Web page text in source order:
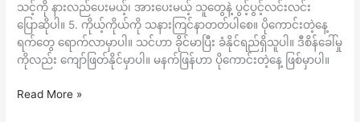
သင့်ကို နားလည်ပေးမယ့်၊ အားပေးမယ့် သူတွေနဲ့ ပွင့်ပွင့်လင်းလင်း
ပြောဆိုပါ။ 5. ကိုယ့်ကိုယ်ကို သနားကြင်နာတတ်ပါစေ။ ပိုကောင်းတဲ့နေ့
ရက်တွေ ရောက်လာမှာပါ။ သင်ဟာ ခိုင်မာပြီး ခံနိုင်ရည်ရှိသူပါ။ ဒီစိန်ခေါ်မှု
ကိုလည်း ကျော်ဖြတ်နိုင်မှာပါ။ မနက်ဖြန်ဟာ ပိုကောင်းတဲ့နေ့ ဖြစ်မှာပါ။
Read More »